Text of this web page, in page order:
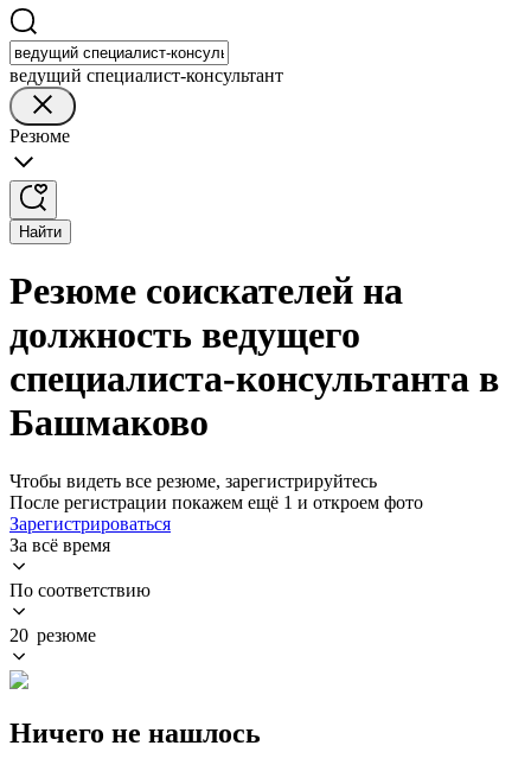
ведущий специалист-консультант
Резюме
Найти
Резюме соискателей на
должность ведущего
специалиста-консультанта в
Башмаково
Чтобы видеть все резюме, зарегистрируйтесь
После регистрации покажем ещё 1 и откроем фото
Зарегистрироваться
За всё время
По соответствию
20 резюме
Ничего не нашлось